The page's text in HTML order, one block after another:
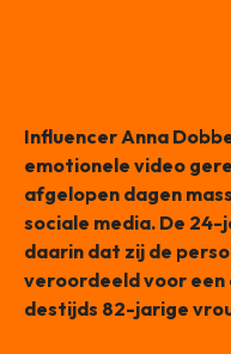
Influencer Anna
emotionele video
afgelopen dagen
sociale media. De
daarin dat zij de
veroordeeld voor een
destijds 82-jarige